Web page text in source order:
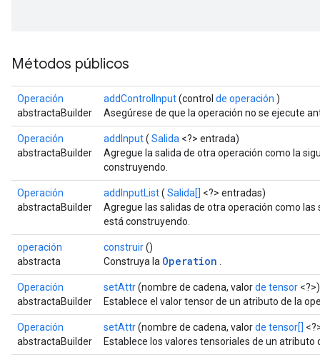
Métodos públicos
Operación
abstractaBuilder
addControlInput(control de operación )
Asegúrese de que la operación no se ejecute
Operación
abstractaBuilder
addInput( Salida <?> entrada)
Agregue la salida de otra operación como la
construyendo.
Operación
abstractaBuilder
addInputList( Salida[] <?> entradas)
Agregue las salidas de otra operación como
está construyendo.
operación
abstracta
construir()
Construya la Operation
Operación
abstractaBuilder
setAttr(nombre de cadena, valorde tensor <?>)
Establece el valor tensor de un atributo de la
Operación
abstractaBuilder
setAttr(nombre de cadena, valorde tensor[]
Establece los valores tensoriales de un